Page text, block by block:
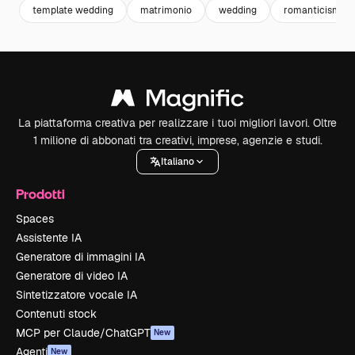
template wedding matrimonio wedding romanticismo
La piattaforma creativa per realizzare i tuoi migliori lavori. Oltre
1 milione di abbonati tra creativi, imprese, agenzie e studi.
Italiano
Prodotti
Spaces
Assistente IA
Generatore di immagini IA
Generatore di video IA
Sintetizzatore vocale IA
Contenuti stock
MCP per Claude/ChatGPT New
Agenti New